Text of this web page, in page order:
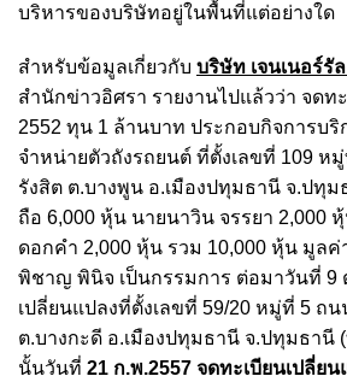
บริหารของบริษัทอยู่ในพื้นที่แต่อย่างใด
สำหรับข้อมูลเกี่ยวกับ บริษัท เจนเนอร์รั
สำนักข่าวอิศรา รายงานไปแล้วว่า จดท
2552 ทุน 1 ล้านบาท ประกอบกิจการบริ
จำหน่ายตัวถังรถยนต์ ที่ตั้งเลขที่ 109 ห
รังสิต ต.บางพูน อ.เมืองปทุมธานี จ.ปทุ
ถือ 6,000 หุ้น นายนาวิน จรรยา 2,000
ดอกคำ 2,000 หุ้น รวม 10,000 หุ้น มูล
พิชาญ พินิจ เป็นกรรมการ ต่อมาวันที่ 9
เปลี่ยนแปลงที่ตั้งเลขที่ 59/20 หมู่ที่ 5 ถน
ต.บางกะดี อ.เมืองปทุมธานี จ.ปทุมธานี
นั้นวันที่ 21 ก.พ.2557 จดทะเบียนเปลี่ย